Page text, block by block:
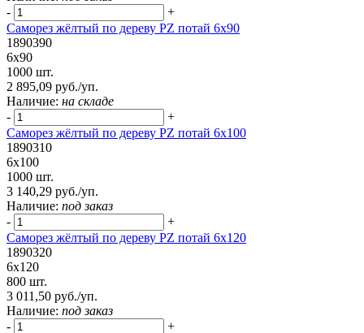
-
+
Саморез жёлтый по дереву PZ потай 6х90
1890390
6х90
1000 шт.
2 895,09 руб./уп.
Наличие: на складе
-
+
Саморез жёлтый по дереву PZ потай 6х100
1890310
6х100
1000 шт.
3 140,29 руб./уп.
Наличие: под заказ
-
+
Саморез жёлтый по дереву PZ потай 6х120
1890320
6х120
800 шт.
3 011,50 руб./уп.
Наличие: под заказ
-
+